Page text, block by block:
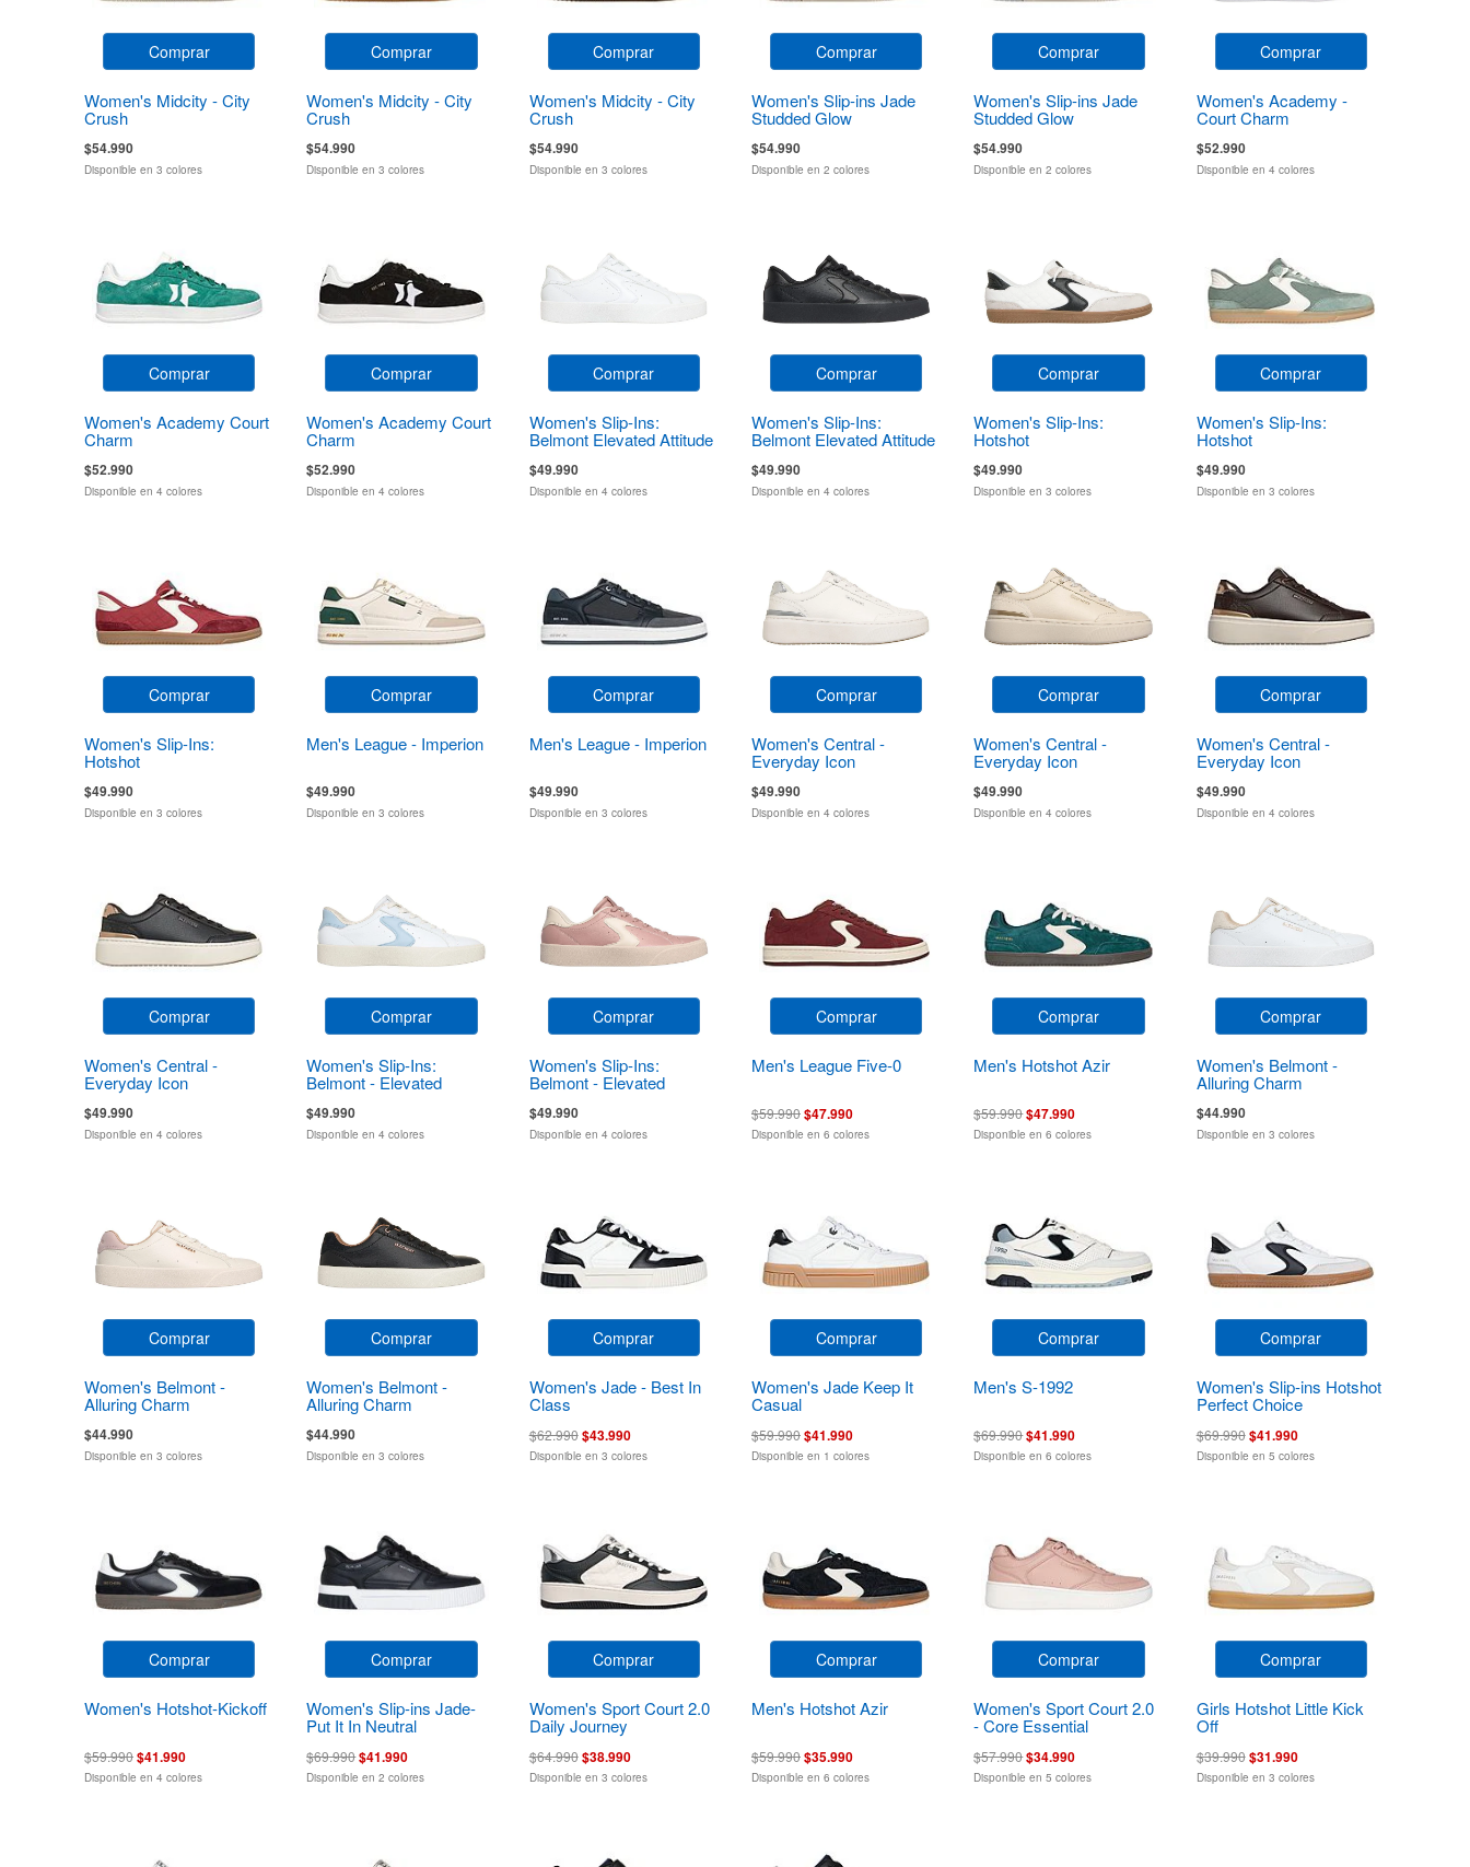
Comprar
Women's Midcity - City
Crush
$54.990
Disponible en 3 colores
Comprar
Women's Midcity - City
Crush
$54.990
Disponible en 3 colores
Comprar
Women's Midcity - City
Crush
$54.990
Disponible en 3 colores
Comprar
Women's Slip-ins Jade
Studded Glow
$54.990
Disponible en 2 colores
Comprar
Women's Slip-ins Jade
Studded Glow
$54.990
Disponible en 2 colores
Comprar
Women's Academy -
Court Charm
$52.990
Disponible en 4 colores
Comprar
Women's Academy Court
Charm
$52.990
Disponible en 4 colores
Comprar
Women's Academy Court
Charm
$52.990
Disponible en 4 colores
Comprar
Women's Slip-Ins:
Belmont Elevated Attitude
$49.990
Disponible en 4 colores
Comprar
Women's Slip-Ins:
Belmont Elevated Attitude
$49.990
Disponible en 4 colores
Comprar
Women's Slip-Ins:
Hotshot
$49.990
Disponible en 3 colores
Comprar
Women's Slip-Ins:
Hotshot
$49.990
Disponible en 3 colores
Comprar
Women's Slip-Ins:
Hotshot
$49.990
Disponible en 3 colores
Comprar
Men's League - Imperion
$49.990
Disponible en 3 colores
Comprar
Men's League - Imperion
$49.990
Disponible en 3 colores
Comprar
Women's Central -
Everyday Icon
$49.990
Disponible en 4 colores
Comprar
Women's Central -
Everyday Icon
$49.990
Disponible en 4 colores
Comprar
Women's Central -
Everyday Icon
$49.990
Disponible en 4 colores
Comprar
Women's Central -
Everyday Icon
$49.990
Disponible en 4 colores
Comprar
Women's Slip-Ins:
Belmont - Elevated
$49.990
Disponible en 4 colores
Comprar
Women's Slip-Ins:
Belmont - Elevated
$49.990
Disponible en 4 colores
Comprar
Men's League Five-0
$59.990$47.990
Disponible en 6 colores
Comprar
Men's Hotshot Azir
$59.990$47.990
Disponible en 6 colores
Comprar
Women's Belmont -
Alluring Charm
$44.990
Disponible en 3 colores
Comprar
Women's Belmont -
Alluring Charm
$44.990
Disponible en 3 colores
Comprar
Women's Belmont -
Alluring Charm
$44.990
Disponible en 3 colores
Comprar
Women's Jade - Best In
Class
$62.990$43.990
Disponible en 3 colores
Comprar
Women's Jade Keep It
Casual
$59.990$41.990
Disponible en 1 colores
Comprar
Men's S-1992
$69.990$41.990
Disponible en 6 colores
Comprar
Women's Slip-ins Hotshot
Perfect Choice
$69.990$41.990
Disponible en 5 colores
Comprar
Women's Hotshot-Kickoff
$59.990$41.990
Disponible en 4 colores
Comprar
Women's Slip-ins Jade-
Put It In Neutral
$69.990$41.990
Disponible en 2 colores
Comprar
Women's Sport Court 2.0
Daily Journey
$64.990$38.990
Disponible en 3 colores
Comprar
Men's Hotshot Azir
$59.990$35.990
Disponible en 6 colores
Comprar
Women's Sport Court 2.0
- Core Essential
$57.990$34.990
Disponible en 5 colores
Comprar
Girls Hotshot Little Kick
Off
$39.990$31.990
Disponible en 3 colores